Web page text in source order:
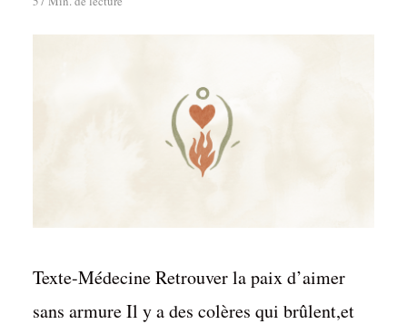
Texte-Médecine Retrouver la paix d’aimer
sans armure Il y a des colères qui brûlent,et